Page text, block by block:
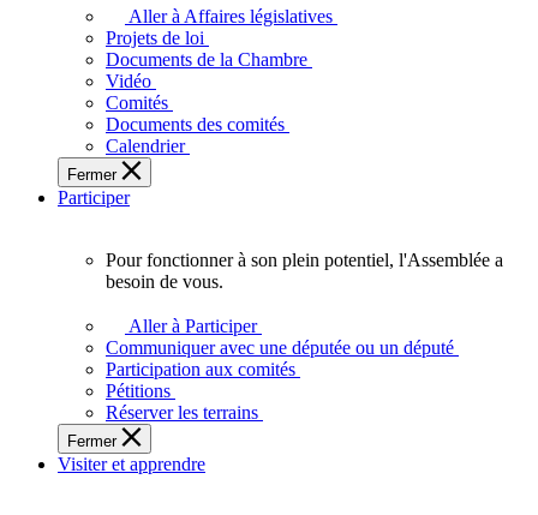
adopte
touchent
des
Ontariennes
et
Aller à Affaires législatives
Projets de loi
Documents de la Chambre
Vidéo
Comités
Documents des comités
Calendrier
Fermer
Participer
plein
potentiel,
l'Assemblée
a
besoin
de
Pour fonctionner à son plein potentiel, l'Assemblée a
besoin de vous.
Aller à Participer
Communiquer avec une députée ou un député
Participation aux comités
Pétitions
Réserver les terrains
Fermer
Visiter et apprendre